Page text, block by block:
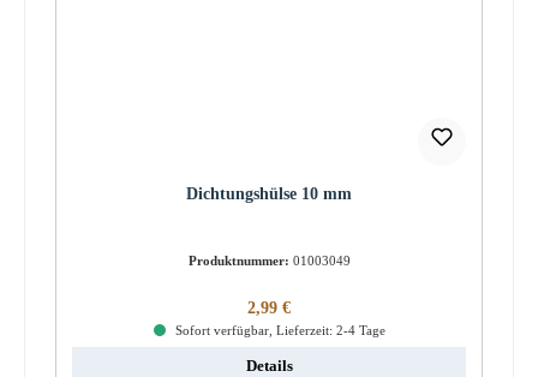
Dichtungshülse 10 mm
Produktnummer: 01003049
Regulärer Preis:
2,99 €
Sofort verfügbar, Lieferzeit: 2-4 Tage
Details